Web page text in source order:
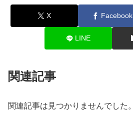
X Facebook
LINE
関連記事
関連記事は見つかりませんでした。